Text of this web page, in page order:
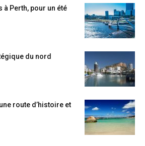
à Perth, pour un été
du nord
route d’histoire et